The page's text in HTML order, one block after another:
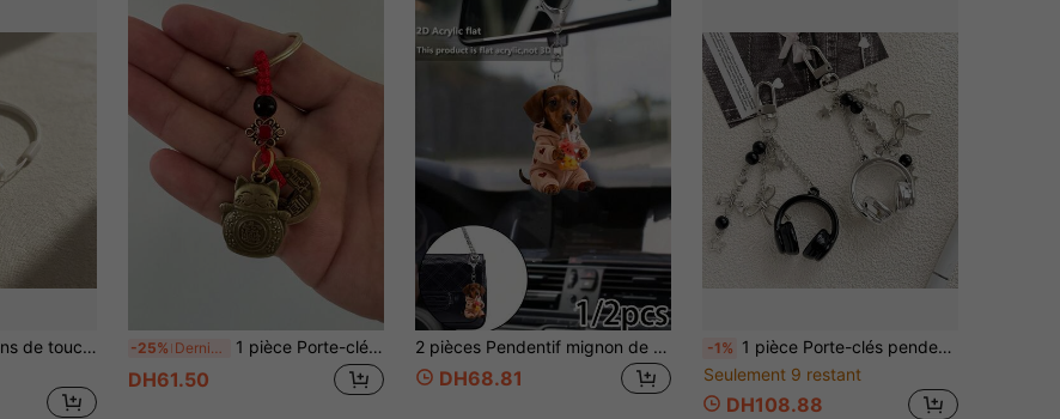
2 pièces/1 set Boutons de touches de clavier anti-stress Chat, Chat calicot, Facile à presser, Portable et compact, Relaxant, Convient comme cadeau pour les amis
-25% Derniers 3 jours 1 pièce Porte-clés Chat Porte-Bonheur avec 5 pièces, exquis et mignon, cadeau de fête
DH61.50
2 pièces Pendentif mignon de chien buvant du thé au lait avec un motif de chien intéressant. Conception acrylique 2D mignonne. Pendentif de chien de compagnie mignon convenant pour sac à main, décoration de sac à main, pendentif de décoration multifonctionnel et décoration de portefeuille mobile. Convient pour les voitures, les téléphones portables, les sacs à dos, les portefeuilles, c'est un accessoire à la mode pour les passionnés d'animaux de compagnie, la fête des mères et les saisons scolaires
DH68.81
-1% 1 pièce Porte-clés pendentif créatif et mignon en forme de casque 3D avec perles, chaîne pour sac et sac à dos, accessoire de décoration suspendu, meilleur cadeau
Seulement 9 restant
DH108.88